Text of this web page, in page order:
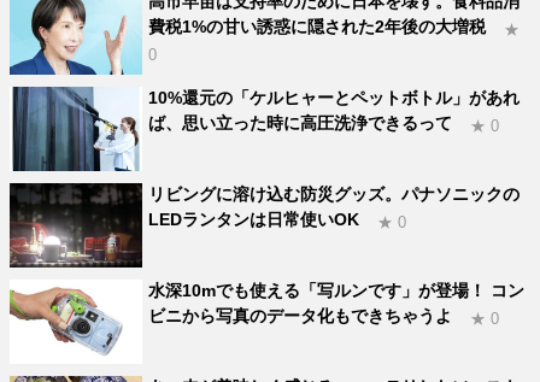
費税1%の甘い誘惑に隠された2年後の大増税
★
0
10%還元の「ケルヒャーとペットボトル」があれ
ば、思い立った時に高圧洗浄できるって
★ 0
リビングに溶け込む防災グッズ。パナソニックの
LEDランタンは日常使いOK
★ 0
水深10mでも使える「写ルンです」が登場！ コン
ビニから写真のデータ化もできちゃうよ
★ 0